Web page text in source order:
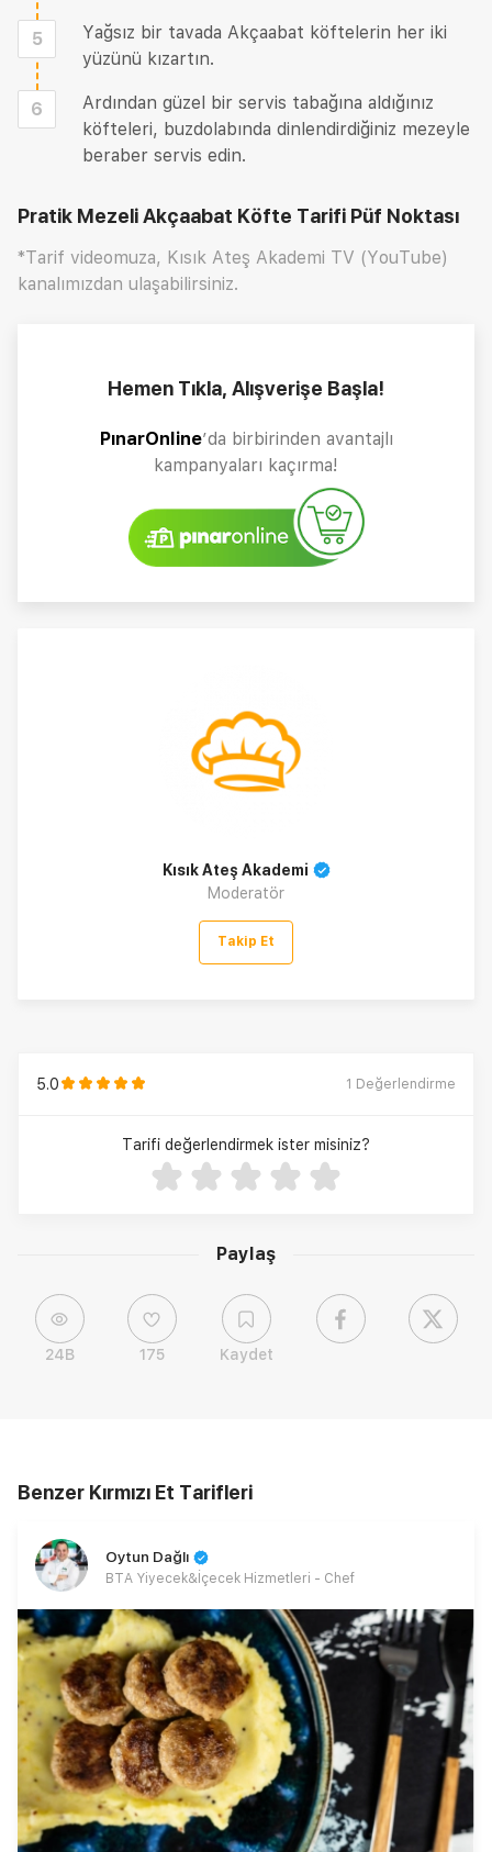
Paylaş
24B 175 Kaydet
5
Yağsız bir tavada Akçaabat köftelerin her iki
yüzünü kızartın.
6
Ardından güzel bir servis tabağına aldığınız
köfteleri, buzdolabında dinlendirdiğiniz mezeyle
beraber servis edin.
Pratik Mezeli Akçaabat Köfte Tarifi Püf Noktası
*Tarif videomuza, Kısık Ateş Akademi TV (YouTube)
kanalımızdan ulaşabilirsiniz.
Hemen Tıkla, Alışverişe Başla!
PınarOnline’da birbirinden avantajlı
kampanyaları kaçırma!
Kısık Ateş Akademi
Moderatör
Takip Et
5.0 1 Değerlendirme
Tarifi değerlendirmek ister misiniz?
Benzer Kırmızı Et Tarifleri
Oytun Dağlı
BTA Yiyecek&İçecek Hizmetleri - Chef